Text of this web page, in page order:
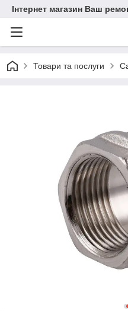
Інтернет магазин Ваш
Товари та послуги